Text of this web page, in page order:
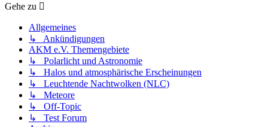
Gehe zu
Allgemeines
↳ Ankündigungen
AKM e.V. Themengebiete
↳ Polarlicht und Astronomie
↳ Halos und atmosphärische Erscheinungen
↳ Leuchtende Nachtwolken (NLC)
↳ Meteore
↳ Off-Topic
↳ Test Forum